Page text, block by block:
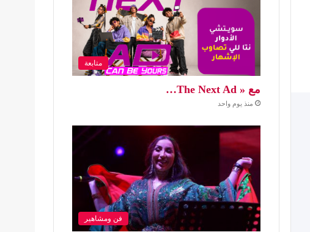
متابعة
مع « The Next Ad…
منذ يوم واحد
فن ومشاهير